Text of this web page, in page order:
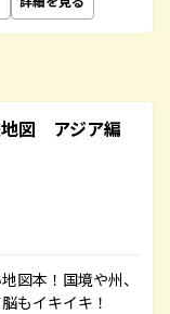
図 アジア編
図本！国境や州、
もイキイキ！